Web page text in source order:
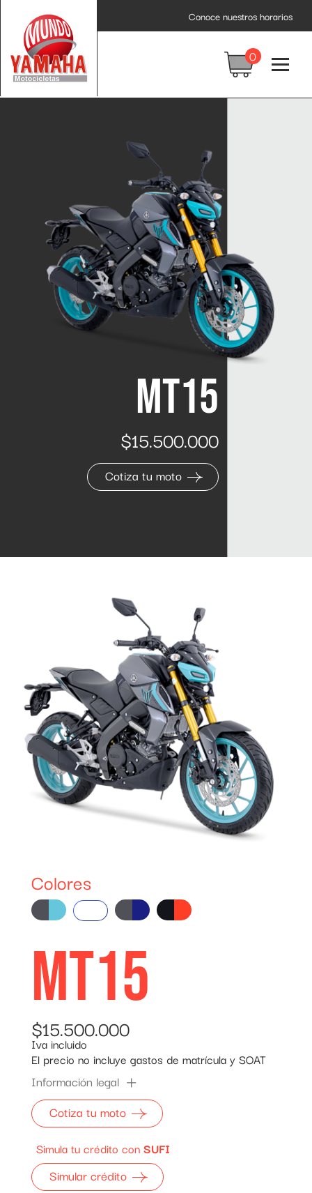
Conoce nuestros horarios
0
MT15
$15.500.000
Cotiza tu moto
Colores
MT15
$15.500.000
Iva incluido
El precio no incluye gastos de matrícula y SOAT
Información legal
Cotiza tu moto
Simula tu crédito conSUFI
Simular crédito